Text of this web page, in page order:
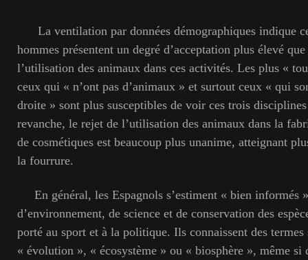
La ventilation par données démographiques indique
hommes présentent un degré d’acceptation plus élevé
l’utilisation des animaux dans ces activités. Les plus «
ceux qui « n’ont pas d’animaux » et surtout ceux « qui
droite » sont plus susceptibles de voir ces trois
revanche, le rejet de l’utilisation des animaux dans la
de cosmétiques est beaucoup plus unanime, atteignant
la fourrure.
En général, les Espagnols s’estiment « bien informés
d’environnement, de science et de conservation des
porté au sport et à la politique. Ils connaissent des
« évolution », « écosystème » ou « biosphère », même si